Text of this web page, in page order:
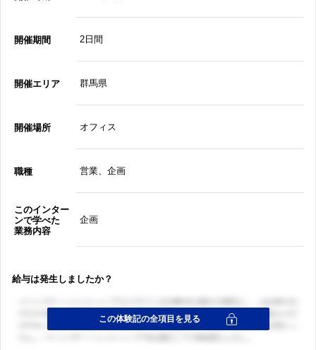
開催期間 2日間
開催エリア 群馬県
開催場所 オフィス
職種 営業、企画
このインター
ンで学べた
業務内容
企画
給与は発生しましたか？